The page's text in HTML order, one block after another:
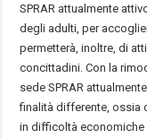
SPRAR attualmente
degli adulti, per
permetterà, inoltre, di
concittadini. Con la
sede SPRAR
finalità differente, ossia
in difficoltà economiche